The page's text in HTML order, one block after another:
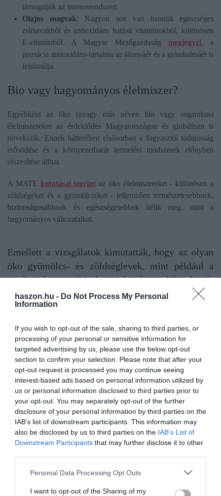
haszon.hu - Do Not Process My Personal
Information
If you wish to opt-out of the sale, sharing to third parties, or
processing of your personal or sensitive information for
targeted advertising by us, please use the below opt-out
section to confirm your selection. Please note that after your
opt-out request is processed you may continue seeing
interest-based ads based on personal information utilized by
us or personal information disclosed to third parties prior to
your opt-out. You may separately opt-out of the further
disclosure of your personal information by third parties on the
IAB’s list of downstream participants. This information may
also be disclosed by us to third parties on the IAB’s List of
Downstream Participants that may further disclose it to other
Please note that this website/app uses one or more Google
not limited to your visit or usage behaviour. You may click to
Personal Data Processing Opt Outs
I want to opt-out of the Sharing of my
támogatják az immunrendszert.
Olajos magvak: Nagyon sok van bennük egészséges
zsírsavakból és antioxidáns hatású vitaminokból, különösen
E-vitaminból. A Magyar Mezőgazdaság megjegyzi, a
pisztácia antioxidáns-tartalma az áfonyáét és a gránátalmáét is
felülmúlja.
Bio vagy hagyományos élelmiszer?
Egyébként az öko (avagy más néven bio vagy organikus)
élelmiszerekre az érdeklődés Magyarországon és globálisan is
növekszik. Ennek hátterében elsősorban a fogyasztói tudatosság
erősödése és a környezetbarát termelési módszerek előnyben
részesítése állhat.
A MATE kutatásai szerint az öko élelmiszereket - különösen a
zöldségeket és a gyümölcsöket - jellemzően természetesebbnek,
biztonságosabbnak és egészségesebbek ítélik meg, mint a
hagyományos változataikat.
Emellett a vizsgálatok kimutatták, hogy az olyan
öko gyümölcs- és zöldséglevek, mint például a
szeder és a ribiszke, jelentős polifenol- és
antociántartalommal rendelkeznek, amelyek erős
antioxidáns tulajdonságokkal bírnak. Azonban a
cukor- és savtartalmi értékeket mutattak.
A szakértők szerint az ökológiai termesztési eljárások aktiválják a
növények természetes védekező mechanizmusait. Ez növeli a
polifenoltartalmat és javítja az antioxidáns tulajdonságokat.
Viszont hozzáteszik, a környezeti szennyeződések mindkét
termesztési módnál jelen vannak.
egészség